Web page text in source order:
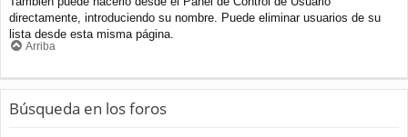
directamente, introduciendo su nombre. Puede eliminar usuarios de su
lista desde esta misma página.
Arriba
Búsqueda en los foros